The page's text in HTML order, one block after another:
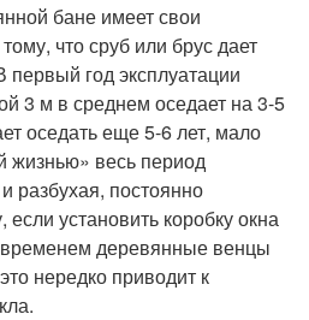
бане имеет свои
что сруб или брус дает
год эксплуатации
3 м в среднем оседает на 3-5
оседать еще 5-6 лет, мало
жизнью» весь период
разбухая, постоянно
установить коробку окна
временем деревянные венцы
нередко приводит к